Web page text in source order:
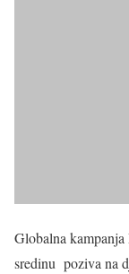
Globalna
sredinu poziva na